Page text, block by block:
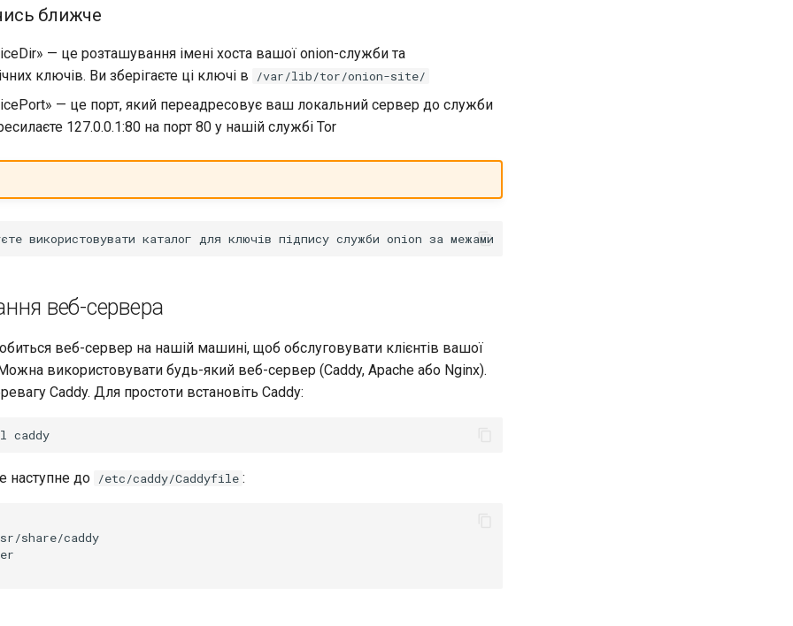
ближче
— це розташування імені хоста вашої onion-служби та
ключів. Ви зберігаєте ці ключі в
/var/lib/tor/onion-site/
— це порт, який переадресовує ваш локальний сервер до служби
127.0.0.1:80 на порт 80 у нашій службі Tor
веб-сервера
веб-сервер на нашій машині, щоб обслуговувати клієнтів вашої
використовувати будь-який веб-сервер (Caddy, Apache або Nginx).
Caddy. Для простоти встановіть Caddy:
наступне до /etc/caddy/Caddyfile :